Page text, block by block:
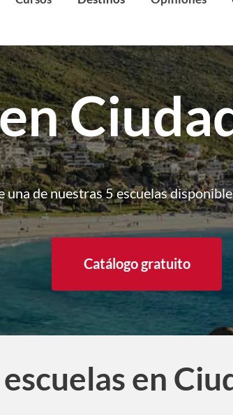
una de nuestras 5 escuelas
Catálogo gratuito
en